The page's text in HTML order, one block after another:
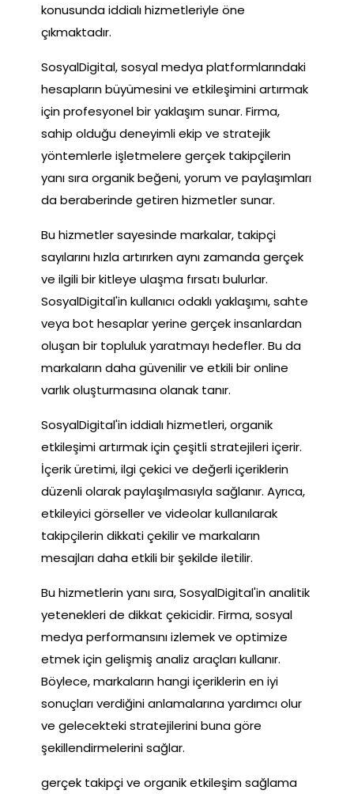
konusunda iddialı hizmetleriyle öne
çıkmaktadır.
SosyalDigital, sosyal medya platformlarındaki
hesapların büyümesini ve etkileşimini artırmak
için profesyonel bir yaklaşım sunar. Firma,
sahip olduğu deneyimli ekip ve stratejik
yöntemlerle işletmelere gerçek takipçilerin
yanı sıra organik beğeni, yorum ve paylaşımları
da beraberinde getiren hizmetler sunar.
Bu hizmetler sayesinde markalar, takipçi
sayılarını hızla artırırken aynı zamanda gerçek
ve ilgili bir kitleye ulaşma fırsatı bulurlar.
SosyalDigital'in kullanıcı odaklı yaklaşımı, sahte
veya bot hesaplar yerine gerçek insanlardan
oluşan bir topluluk yaratmayı hedefler. Bu da
markaların daha güvenilir ve etkili bir online
varlık oluşturmasına olanak tanır.
SosyalDigital'in iddialı hizmetleri, organik
etkileşimi artırmak için çeşitli stratejileri içerir.
İçerik üretimi, ilgi çekici ve değerli içeriklerin
düzenli olarak paylaşılmasıyla sağlanır. Ayrıca,
etkileyici görseller ve videolar kullanılarak
takipçilerin dikkati çekilir ve markaların
mesajları daha etkili bir şekilde iletilir.
Bu hizmetlerin yanı sıra, SosyalDigital'in analitik
yetenekleri de dikkat çekicidir. Firma, sosyal
medya performansını izlemek ve optimize
etmek için gelişmiş analiz araçları kullanır.
Böylece, markaların hangi içeriklerin en iyi
sonuçları verdiğini anlamalarına yardımcı olur
ve gelecekteki stratejilerini buna göre
şekillendirmelerini sağlar.
gerçek takipçi ve organik etkileşim sağlama